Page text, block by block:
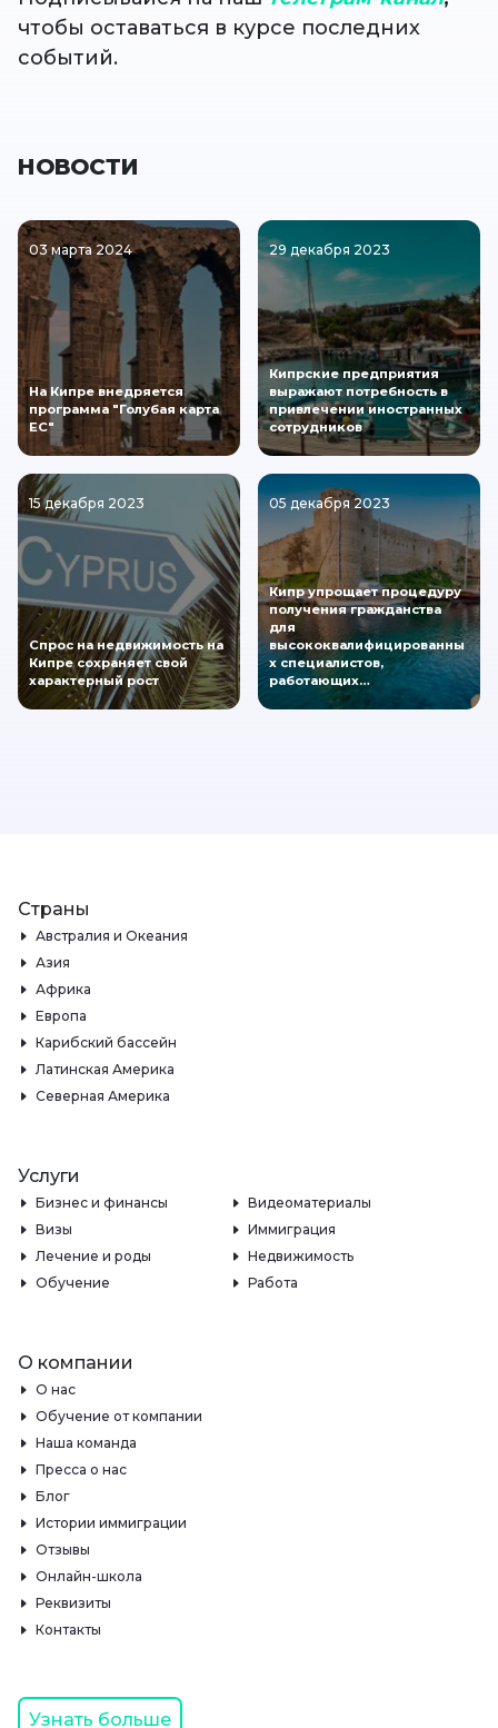
чтобы оставаться в курсе последних
событий.
НОВОСТИ
03 марта 2024
На Кипре внедряется
программа "Голубая карта
ЕС"
29 декабря 2023
Кипрские предприятия
выражают потребность в
привлечении иностранных
сотрудников
15 декабря 2023
Спрос на недвижимость на
Кипре сохраняет свой
характерный рост
05 декабря 2023
Кипр упрощает процедуру
получения гражданства
для
высококвалифицированны
х специалистов,
работающих…
Страны
Австралия и Океания
Азия
Африка
Европа
Карибский бассейн
Латинская Америка
Северная Америка
Услуги
Бизнес и финансы
Видеоматериалы
Визы
Иммиграция
Лечение и роды
Недвижимость
Обучение
Работа
О компании
О нас
Обучение от компании
Наша команда
Пресса о нас
Блог
Истории иммиграции
Отзывы
Онлайн-школа
Реквизиты
Контакты
Узнать больше